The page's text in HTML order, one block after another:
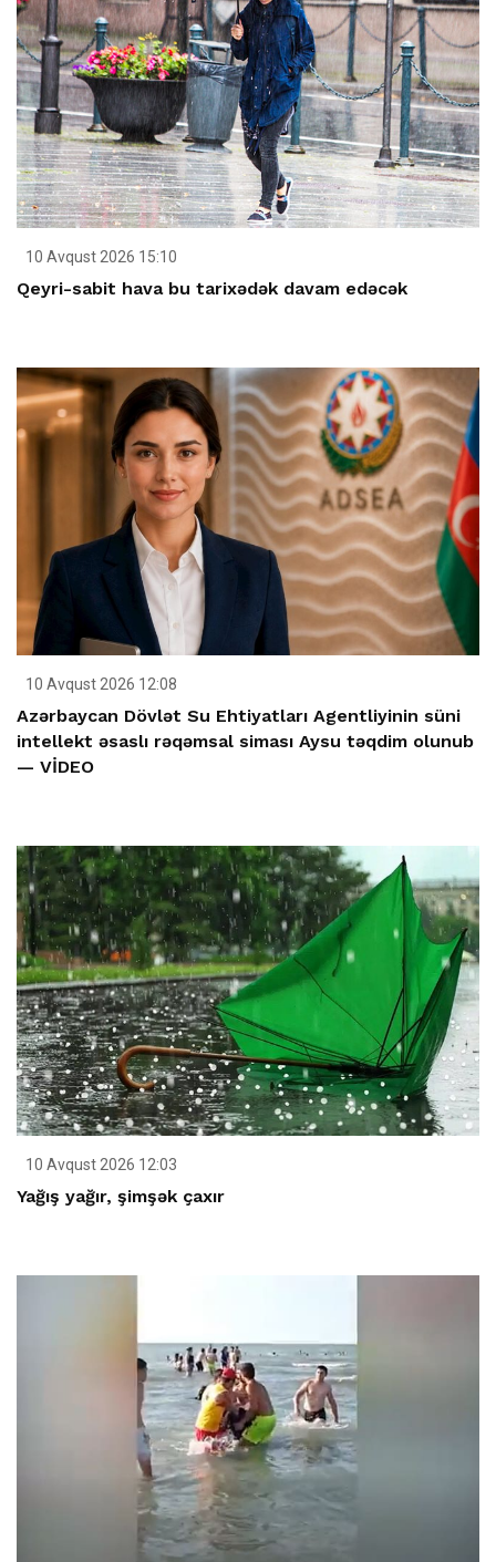
10 Avqust 2026 15:10
Qeyri-sabit hava bu tarixədək davam edəcək
10 Avqust 2026 12:08
Azərbaycan Dövlət Su Ehtiyatları Agentliyinin süni
intellekt əsaslı rəqəmsal siması Aysu təqdim olunub
— VİDEO
10 Avqust 2026 12:03
Yağış yağır, şimşək çaxır